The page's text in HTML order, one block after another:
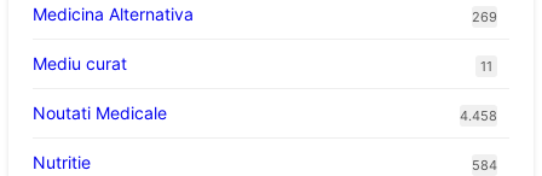
Medicina Alternativa 269
Mediu curat 11
Noutati Medicale 4.458
Nutritie 584